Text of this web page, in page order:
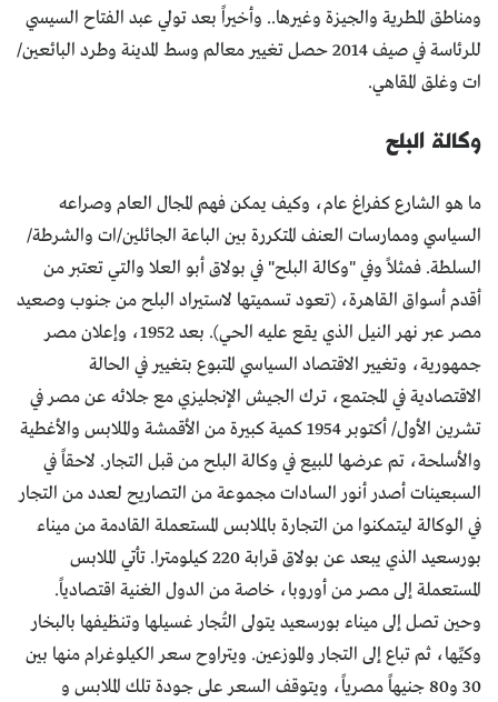
ومناطق المطرية والجيزة وغيرها.. وأخيراً بعد تولي عبد الفتاح السيسي
للرئاسة في صيف 2014 حصل تغيير معالم وسط المدينة وطرد البائعين/
ات وغلق المقاهي.
وكالة البلح
ما هو الشارع كفراغ عام، وكيف يمكن فهم المجال العام وصراعه
السياسي وممارسات العنف المتكررة بين الباعة الجائلين/ات والشرطة/
السلطة. فمثلاً وفي "وكالة البلح" في بولاق أبو العلا والتي تعتبر من
أقدم أسواق القاهرة، (تعود تسميتها لاستيراد البلح من جنوب وصعيد
مصر عبر نهر النيل الذي يقع عليه الحي). بعد 1952، وإعلان مصر
جمهورية، وتغيير الاقتصاد السياسي المتبوع بتغيير في الحالة
الاقتصادية في المجتمع، ترك الجيش الإنجليزي مع جلائه عن مصر في
تشرين الأول/ أكتوبر 1954 كمية كبيرة من الأقمشة والملابس والأغطية
والأسلحة، تم عرضها للبيع في وكالة البلح من قبل التجار. لاحقاً في
السبعينات أصدر أنور السادات مجموعة من التصاريح لعدد من التجار
في الوكالة ليتمكنوا من التجارة بالملابس المستعملة القادمة من ميناء
بورسعيد الذي يبعد عن بولاق قرابة 220 كيلومترا. تأتي الملابس
المستعملة إلى مصر من أوروبا، خاصة من الدول الغنية اقتصادياً.
وحين تصل إلى ميناء بورسعيد يتولى التُجار غسيلها وتنظيفها بالبخار
وكيِّها، ثم تباع إلى التجار والموزعين. ويتراوح سعر الكيلوغرام منها بين
30 و80 جنيهاً مصرياً، ويتوقف السعر على جودة تلك الملابس و